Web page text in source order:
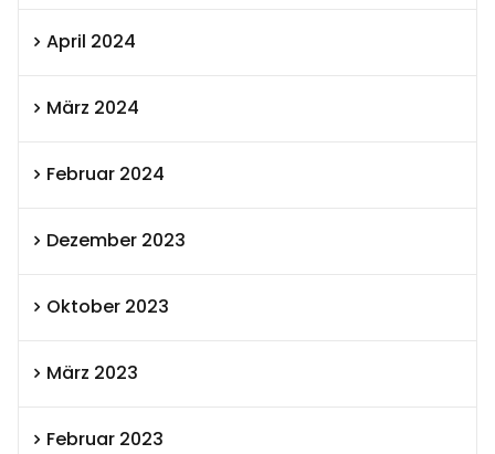
April 2024
März 2024
Februar 2024
Dezember 2023
Oktober 2023
März 2023
Februar 2023